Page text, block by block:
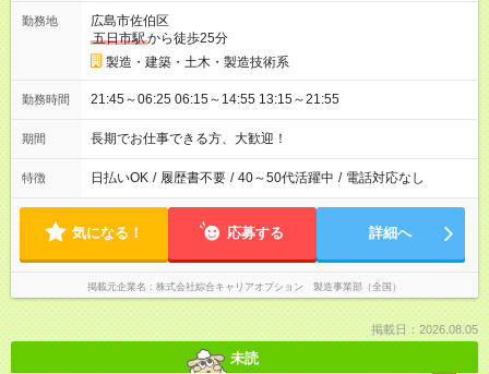
勤務地
広島市佐伯区
五日市駅から徒歩25分
製造・建築・土木・製造技術系
勤務時間 21:45～06:25 06:15～14:55 13:15～21:55
期間 長期でお仕事できる方、大歓迎！
特徴 日払いOK / 履歴書不要 / 40～50代活躍中 / 電話対応なし
気になる！ 応募する 詳細へ
掲載元企業名 株式会社綜合キャリアオプション 製造事業部（全国）
掲載日：2026.08.05
未読